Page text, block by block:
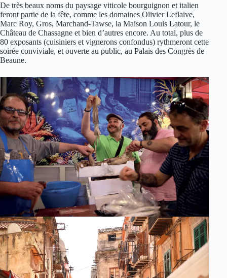
De très beaux noms du paysage viticole bourguignon et italien
feront partie de la fête, comme les domaines Olivier Leflaive,
Marc Roy, Gros, Marchand-Tawse, la Maison Louis Latour, le
Château de Chassagne et bien d’autres encore. Au total, plus de
80 exposants (cuisiniers et vignerons confondus) rythmeront cette
soirée conviviale, et ouverte au public, au Palais des Congrès de
Beaune.